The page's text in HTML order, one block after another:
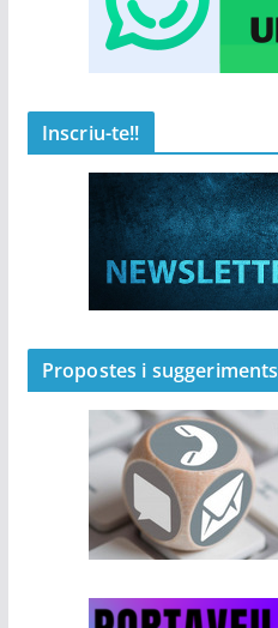
Inscriu-te!!
Propostes i suggeriments